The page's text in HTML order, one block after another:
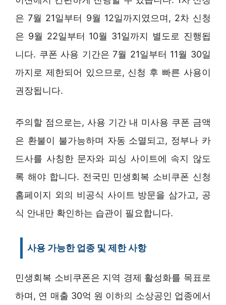
은 7월 21일부터 9월 12일까지였으며, 2차 신청
은 9월 22일부터 10월 31일까지 별도로 진행됩
니다. 쿠폰 사용 기간은 7월 21일부터 11월 30일
까지로 제한되어 있으므로, 신청 후 빠른 사용이
권장됩니다.
주의할 점으로는, 사용 기간 내 미사용 쿠폰 금액
은 환불이 불가능하며 자동 소멸되고, 정부나 카
드사를 사칭한 문자와 피싱 사이트에 속지 않도
록 해야 합니다. 전국민 민생회복 소비쿠폰 신청
홈페이지 외의 비공식 사이트 방문을 삼가고, 공
식 안내만 확인하는 습관이 필요합니다.
사용 가능한 업종 및 제한 사항
민생회복 소비쿠폰은 지역 경제 활성화를 목표로
하며, 연 매출 30억 원 이하의 소상공인 업종에서